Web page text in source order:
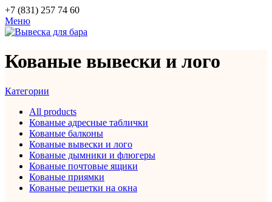
+7 (831) 257 74 60
Меню
Кованые вывески и лого
Категории
All products
Кованые адресные таблички
Кованые балконы
Кованые вывески и лого
Кованые дымники и флюгеры
Кованые почтовые ящики
Кованые приямки
Кованые решетки на окна